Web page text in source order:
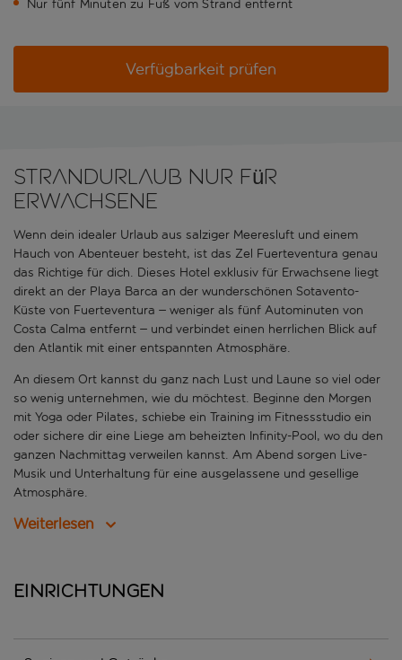
Nur fünf Minuten zu Fuß vom Strand entfernt
Verfügbarkeit prüfen
Strandurlaub nur für
Erwachsene
Wenn dein idealer Urlaub aus salziger Meeresluft und einem
Hauch von Abenteuer besteht, ist das Zel Fuerteventura genau
das Richtige für dich. Dieses Hotel exklusiv für Erwachsene liegt
direkt an der Playa Barca an der wunderschönen Sotavento-
Küste von Fuerteventura – weniger als fünf Autominuten von
Costa Calma entfernt – und verbindet einen herrlichen Blick auf
den Atlantik mit einer entspannten Atmosphäre.
An diesem Ort kannst du ganz nach Lust und Laune so viel oder
so wenig unternehmen, wie du möchtest. Beginne den Morgen
mit Yoga oder Pilates, schiebe ein Training im Fitnessstudio ein
oder sichere dir eine Liege am beheizten Infinity-Pool, wo du den
ganzen Nachmittag verweilen kannst. Am Abend sorgen Live-
Musik und Unterhaltung für eine ausgelassene und gesellige
Atmosphäre.
Weiterlesen
Einrichtungen